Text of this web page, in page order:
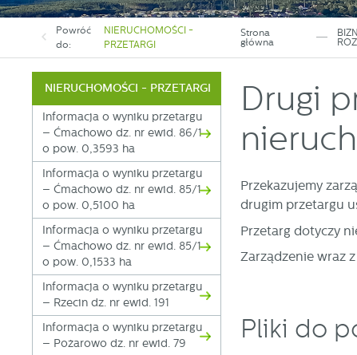
Powróć
do:
NIERUCHOMOŚCI -
PRZETARGI
Strona
główna
NIERUCHOMOŚCI - PRZETARGI
Informacja o wyniku przetargu
– Ćmachowo dz. nr ewid. 86/1
o pow. 0,3593 ha
Informacja o wyniku przetargu
– Ćmachowo dz. nr ewid. 85/1
o pow. 0,5100 ha
Informacja o wyniku przetargu
– Ćmachowo dz. nr ewid. 85/1
o pow. 0,1533 ha
Informacja o wyniku przetargu
– Rzecin dz. nr ewid. 191
Informacja o wyniku przetargu
– Pożarowo dz. nr ewid. 79
Drugi
Przekazujemy
drugim przetargu
Przetarg dotyczy
Zarządzenie wraz
Pliki do